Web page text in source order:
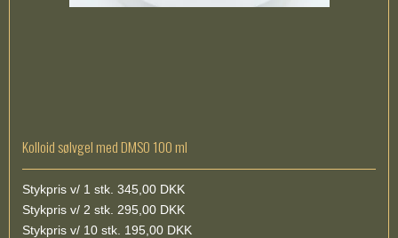
Kolloid sølvgel med DMSO 100 ml
Stykpris v/ 1 stk. 345,00 DKK
Stykpris v/ 2 stk. 295,00 DKK
Stykpris v/ 10 stk. 195,00 DKK